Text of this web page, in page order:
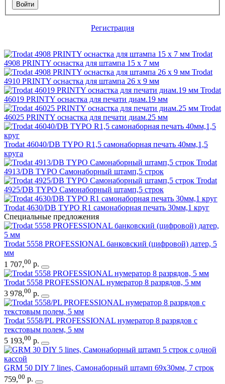
Войти
Регистрация
Trodat
4908 PRINTY оснастка для штампа 15 х 7 мм
Trodat
4910 PRINTY оснастка для штампа 26 х 9 мм
Trodat
46019 PRINTY оснастка для печати диам.19 мм
Trodat
46025 PRINTY оснастка для печати диам.25 мм
Trodat 46040/DB TYPO R1,5 самонаборная печать 40мм,1,5
круга
Trodat
4913/DB TYPO Самонаборный штамп,5 строк
Trodat
4925/DB TYPO Самонаборный штамп,5 строк
Trodat 4630/DB TYPO R1 самонаборная печать 30мм,1 круг
Специальные предложения
Trodat 5558 PROFESSIONAL банковский (цифровой) датер, 5
мм
1 707,00 р.
Trodat 5558 PROFESSIONAL нумератор 8 разрядов, 5 мм
3 978,00 р.
Trodat 5558/PL PROFESSIONAL нумератор 8 разрядов с
текстовым полем, 5 мм
5 193,00 р.
GRM 50 DIY 7 lines, Самонаборный штамп 69х30мм, 7 строк
759,00 р.